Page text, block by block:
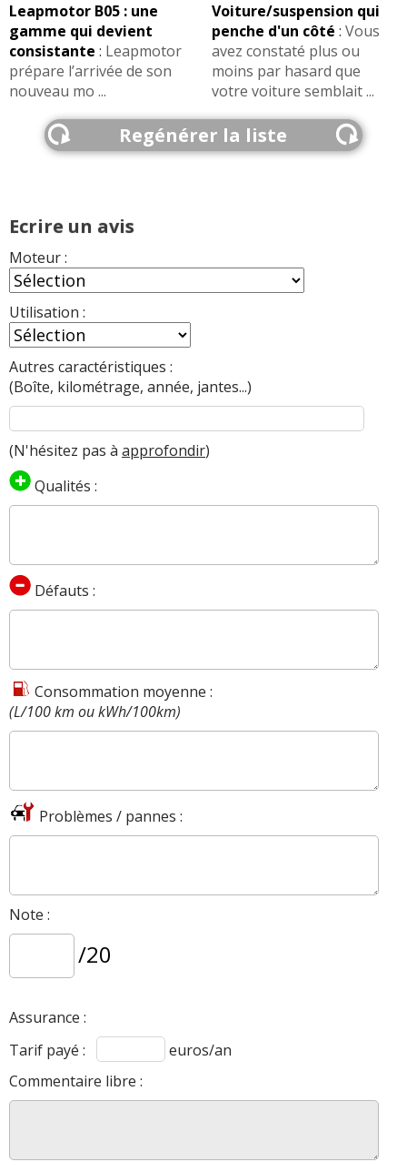
Leapmotor B05 : une
gamme qui devient
consistante : Leapmotor
prépare l’arrivée de son
nouveau mo ...
Voiture/suspension qui
penche d'un côté : Vous
avez constaté plus ou
moins par hasard que
votre voiture semblait ...
Regénérer la liste
Ecrire un avis
Moteur :
Utilisation :
Autres caractéristiques :
(Boîte, kilométrage, année, jantes...)
(N'hésitez pas à approfondir)
Qualités :
Défauts :
Consommation moyenne :
(L/100 km ou kWh/100km)
Problèmes / pannes :
Note :
/20
Assurance :
Tarif payé :
euros/an
Commentaire libre :